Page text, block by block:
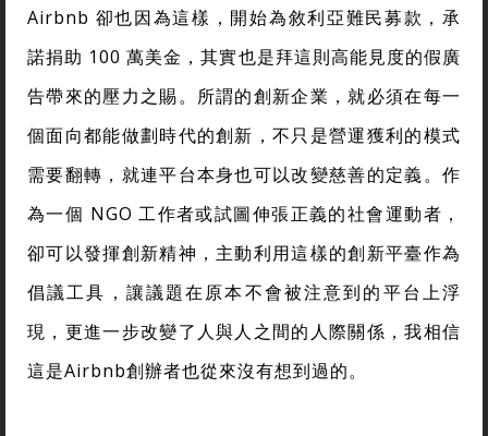
Airbnb 卻也因為這樣，開始為敘利亞難民募款，承
諾捐助 100 萬美金，其實也是拜這則高能見度的假廣
告帶來的壓力之賜。所謂的創新企業，就必須在每一
個面向都能做劃時代的創新，不只是營運獲利的模式
需要翻轉，就連平台本身也可以改變慈善的定義。作
為一個 NGO 工作者或試圖伸張正義的社會運動者，
卻可以發揮創新精神，主動利用這樣的創新平臺作為
倡議工具，讓議題在原本不會被注意到的平台上浮
現，更進一步改變了人與人之間的人際關係，我相信
這是Airbnb創辦者也從來沒有想到過的。